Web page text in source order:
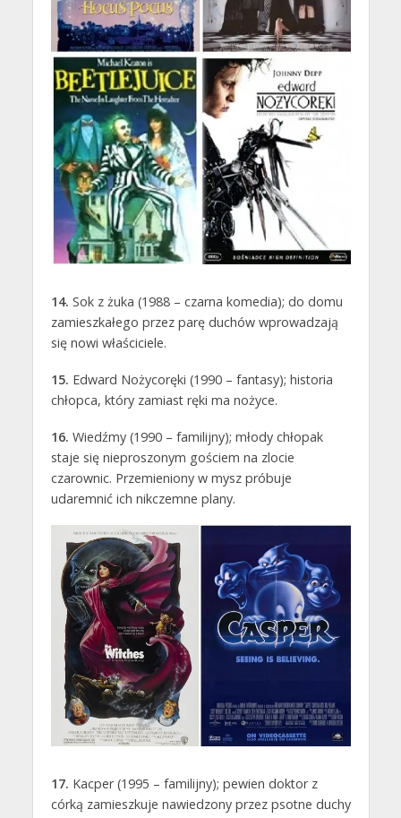
14. Sok z żuka (1988 – czarna komedia); do domu
zamieszkałego przez parę duchów wprowadzają
się nowi właściciele.
15. Edward Nożycoręki (1990 – fantasy); historia
chłopca, który zamiast ręki ma nożyce.
16. Wiedźmy (1990 – familijny); młody chłopak
staje się nieproszonym gościem na zlocie
czarownic. Przemieniony w mysz próbuje
udaremnić ich nikczemne plany.
17. Kacper (1995 – familijny); pewien doktor z
córką zamieszkuje nawiedzony przez psotne duchy